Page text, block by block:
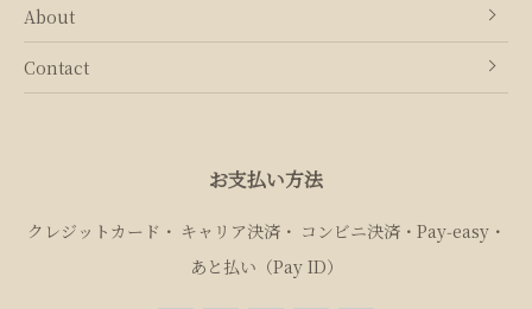
About
Contact
お支払い方法
クレジットカード キャリア決済
コンビニ決済・Pay‑easy
あと払い（Pay ID）